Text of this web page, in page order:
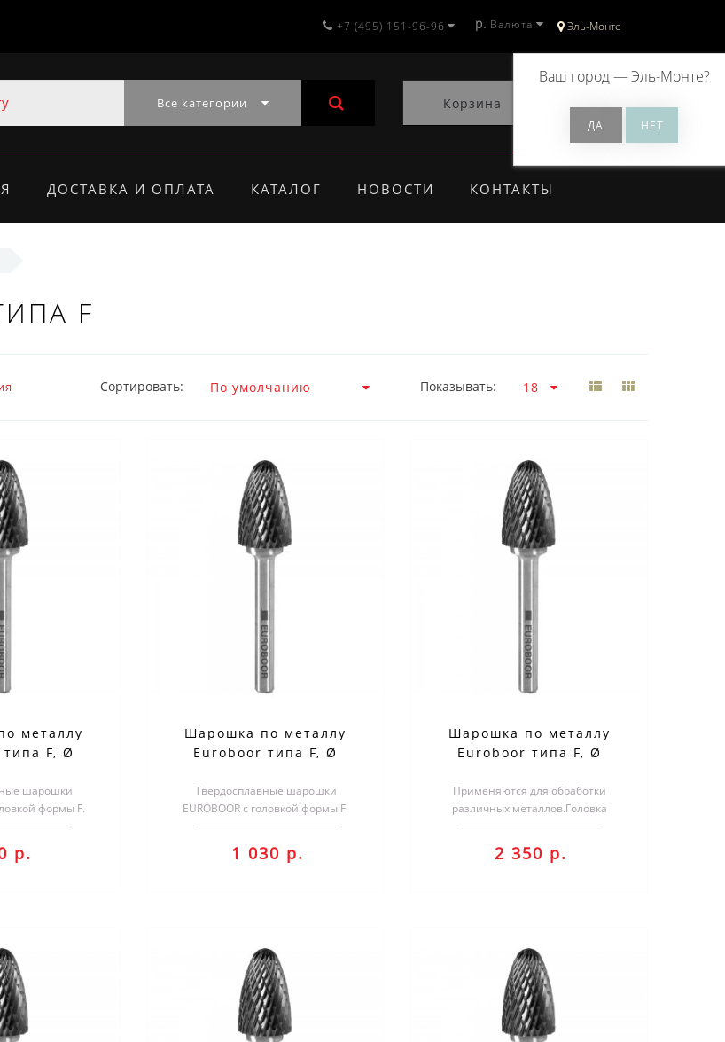
Эль-Монте
Ваш город —Эль-Монте?
+7 (495) 151-96-96 р. Валюта
Все категории Корзина 0
ДОСТАВКА И ОПЛАТА КАТАЛОГ НОВОСТИ КОНТАКТЫ
F
Сортировать: Показывать:
металлу
F, Ø
шарошки
формы F.
обработки
р.
Шарошка по металлу
Euroboor типа F, Ø
Твердосплавные шарошки
EUROBOOR с головкой формы F.
Применяются для обработки
различных металлов.Гол..
1 030 р.
Шарошка по металлу
Euroboor типа F, Ø
Применяются для обработки
различных металлов.Головка
изготовлена из высококачественного
твердого спл..
2 350 р.